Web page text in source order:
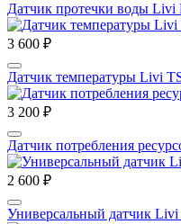
Датчик протечки воды Livi
3 600 ₽
Датчик температуры Livi
3 200 ₽
Датчик потребления
2 600 ₽
Универсальный датчик Livi